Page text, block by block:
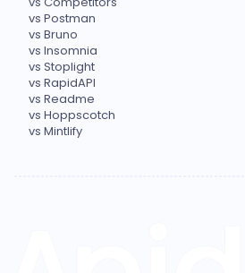
vs Postman
vs Bruno
vs Insomnia
vs Stoplight
vs RapidAPI
vs Readme
vs Hoppscotch
vs Mintlify